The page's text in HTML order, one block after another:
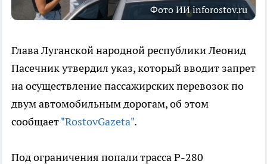
Фото ИИ inforostov.ru
Глава Луганской народной республики Леонид
Пасечник утвердил указ, который вводит запрет
на осуществление пассажирских перевозок по
двум автомобильным дорогам, об этом
сообщает"RostovGazeta".
Под ограничения попали трасса Р-280